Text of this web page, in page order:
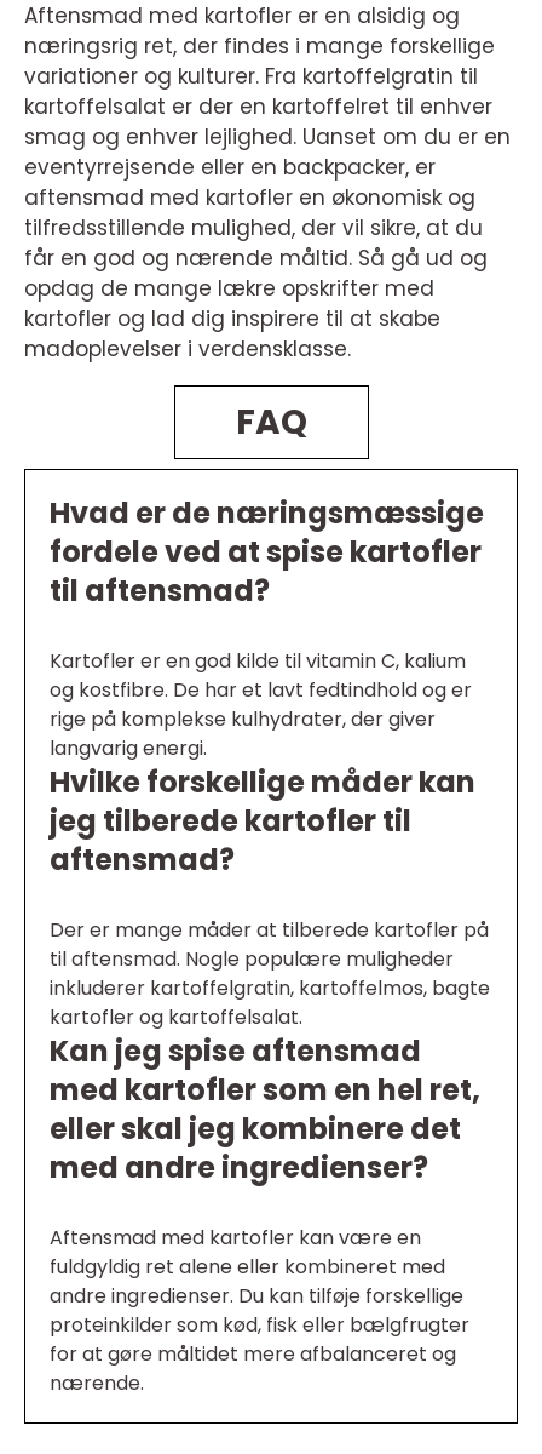
Aftensmad med kartofler er en alsidig og
næringsrig ret, der findes i mange forskellige
variationer og kulturer. Fra kartoffelgratin til
kartoffelsalat er der en kartoffelret til enhver
smag og enhver lejlighed. Uanset om du er en
eventyrrejsende eller en backpacker, er
aftensmad med kartofler en økonomisk og
tilfredsstillende mulighed, der vil sikre, at du
får en god og nærende måltid. Så gå ud og
opdag de mange lækre opskrifter med
kartofler og lad dig inspirere til at skabe
madoplevelser i verdensklasse.
FAQ
Hvad er de næringsmæssige
fordele ved at spise kartofler
til aftensmad?
Kartofler er en god kilde til vitamin C, kalium
og kostfibre. De har et lavt fedtindhold og er
rige på komplekse kulhydrater, der giver
langvarig energi.
Hvilke forskellige måder kan
jeg tilberede kartofler til
aftensmad?
Der er mange måder at tilberede kartofler på
til aftensmad. Nogle populære muligheder
inkluderer kartoffelgratin, kartoffelmos, bagte
kartofler og kartoffelsalat.
Kan jeg spise aftensmad
med kartofler som en hel ret,
eller skal jeg kombinere det
med andre ingredienser?
Aftensmad med kartofler kan være en
fuldgyldig ret alene eller kombineret med
andre ingredienser. Du kan tilføje forskellige
proteinkilder som kød, fisk eller bælgfrugter
for at gøre måltidet mere afbalanceret og
nærende.